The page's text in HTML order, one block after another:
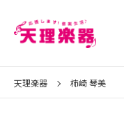
天理楽器 柿崎 琴美